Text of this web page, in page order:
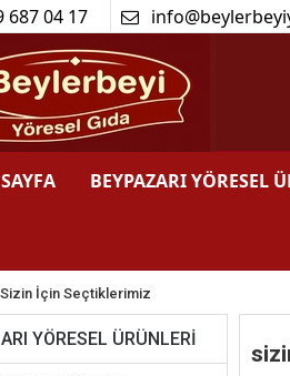
687 04 17
BEYPAZARI YÖRESEL
Sizin İçin Seçtiklerimiz
YÖRESEL ÜRÜNLERİ